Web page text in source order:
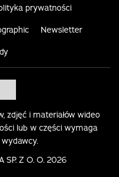
prywatności
Newsletter
zdjęć i materiałów wideo
lub w części wymaga
SP. Z O. O. 2026